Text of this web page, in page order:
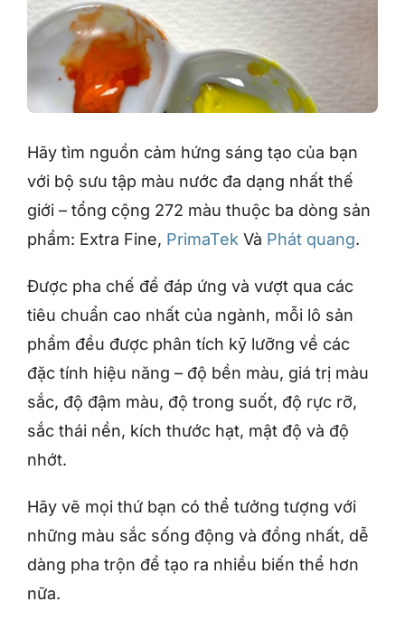
Đặt mua
Hãy tìm nguồn cảm hứng sáng tạo của bạn
với bộ sưu tập màu nước đa dạng nhất thế
giới – tổng cộng 272 màu thuộc ba dòng sản
phẩm: Extra Fine, PrimaTekVà Phát quang.
Được pha chế để đáp ứng và vượt qua các
tiêu chuẩn cao nhất của ngành, mỗi lô sản
phẩm đều được phân tích kỹ lưỡng về các
đặc tính hiệu năng – độ bền màu, giá trị màu
sắc, độ đậm màu, độ trong suốt, độ rực rỡ,
sắc thái nền, kích thước hạt, mật độ và độ
nhớt.
Hãy vẽ mọi thứ bạn có thể tưởng tượng với
những màu sắc sống động và đồng nhất, dễ
dàng pha trộn để tạo ra nhiều biến thể hơn
nữa.